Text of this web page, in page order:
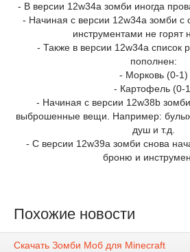
- В версии 12w34a зомби иногда
- Начиная с версии 12w34a зомби с
инструментами не горят
- Также в версии 12w34a список
пополнен:
- Морковь (0-1)
- Картофель (0-
- Начиная с версии 12w38b
выброшенные вещи. Например:
душ и т.д.
- С версии 12w39a зомби снова
броню и
Похожие новости
Скачать Зомби Моб для Minecraft